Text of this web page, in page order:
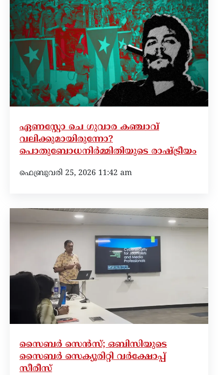
ഏണസ്റ്റോ ചെ ഗുവാര കഞ്ചാവ്
വലിക്കുമായിരുന്നോ?
പൊതുബോധനിർമ്മിതിയുടെ രാഷ്ട്രീയം
ഫെബ്രുവരി 25, 2026 11:42 am
സൈബർ സെൻസ്; ഒബിസിയുടെ
സൈബർ സെക്യൂരിറ്റി വർക്ഷോപ്പ്
സീരീസ്